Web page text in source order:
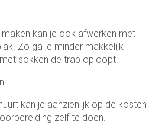
kan je ook afwerken met
Zo ga je minder makkelijk
sokken de trap oploopt.
kan je aanzienlijk op de kosten
zelf te doen.